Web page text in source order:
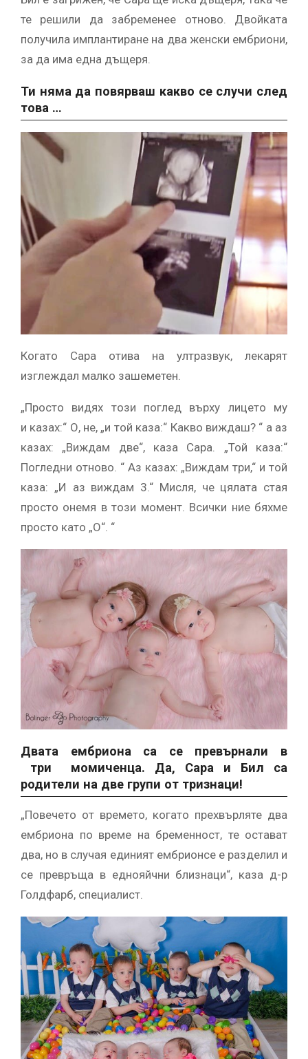
те решили да забременее отново. Двойката
получила имплантиране на два женски ембриони,
за да има една дъщеря.
Ти няма да повярваш какво се случи след
това …
Когато Сара отива на ултразвук, лекарят
изглеждал малко зашеметен.
„Просто видях този поглед върху лицето му
и казах:“ О, не, „и той каза:“ Какво виждаш? “ а аз
казах: „Виждам две“, каза Сара. „Той каза:“
Погледни отново. “ Аз казах: „Виждам три,“ и той
каза: „И аз виждам 3.“ Мисля, че цялата стая
просто онемя в този момент. Всички ние бяхме
просто като „О“. “
Двата ембриона са се превърнали в
три момиченца. Да, Сара и Бил са
родители на две групи от тризнаци!
„Повечето от времето, когато прехвърляте два
ембриона по време на бременност, те остават
два, но в случая единият ембрионсе е разделил и
се превръща в еднояйчни близнаци“, каза д-р
Голдфарб, специалист.